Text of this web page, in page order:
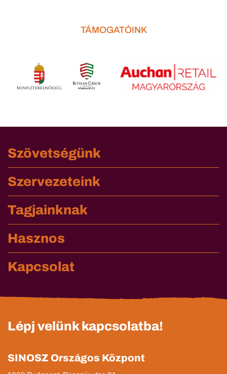
TÁMOGATÓINK
Szövetségünk
Szervezeteink
Tagjainknak
Hasznos
Kapcsolat
Lépj velünk kapcsolatba!
SINOSZ Országos Központ